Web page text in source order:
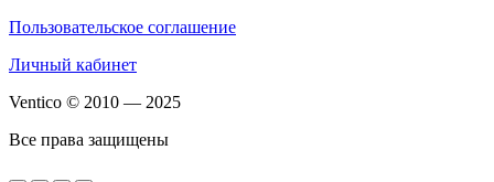
Пользовательское соглашение
Личный кабинет
Ventico © 2010 — 2025
Все права защищены